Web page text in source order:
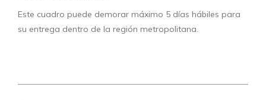
Este cuadro puede demorar máximo 5 días hábiles para
su entrega dentro de la región metropolitana.